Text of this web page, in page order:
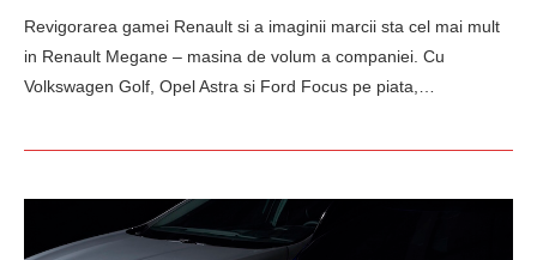
Revigorarea gamei Renault si a imaginii marcii sta cel mai mult
in Renault Megane – masina de volum a companiei. Cu
Volkswagen Golf, Opel Astra si Ford Focus pe piata,…